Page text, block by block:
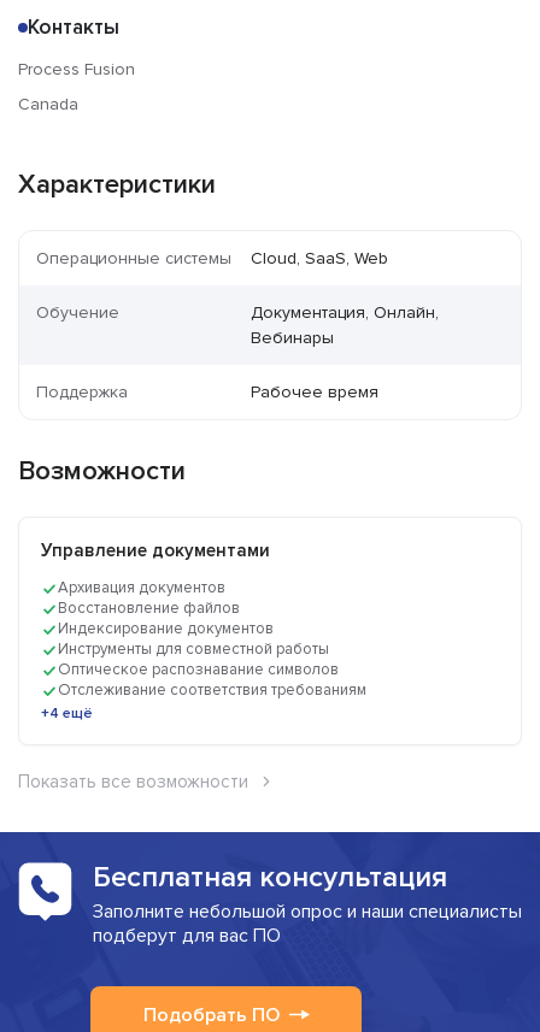
Контакты
Process Fusion
Canada
Характеристики
Операционные системы Cloud, SaaS, Web
Обучение
Документация, Онлайн,
Вебинары
Поддержка Рабочее время
Возможности
Управление документами
Архивация документов
Восстановление файлов
Индексирование документов
Инструменты для совместной работы
Оптическое распознавание символов
Отслеживание соответствия требованиям
+4 ещё
Показать все возможности
Бесплатная консультация
Заполните небольшой опрос и наши специалисты
подберут для вас ПО
Подобрать ПО